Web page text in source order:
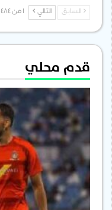
السابق التالي
قدم محلي